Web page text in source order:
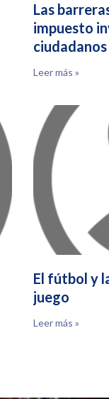
Las
impuesto
ciudadanos
Leer más »
El fútbol y
juego
Leer más »